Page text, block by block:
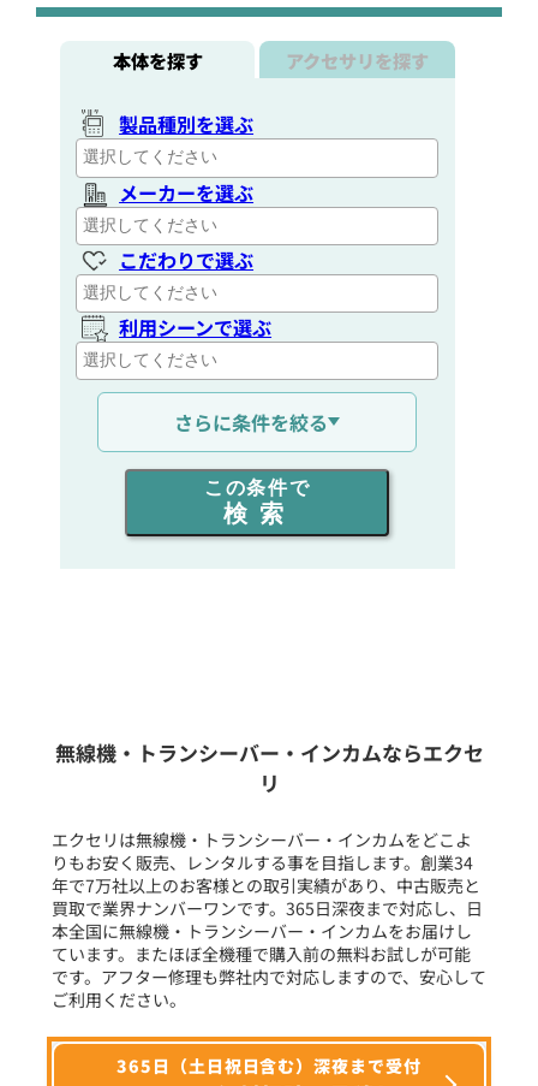
本体を探す アクセサリを探す
製品種別を選ぶ
メーカーを選ぶ
こだわりで選ぶ
利用シーンで選ぶ
通信距離を選ぶ
出力を選ぶ
同時通話人数を選ぶ
フリーワード入力(製品名等)
選択条件をリセット
さらに条件を絞る
この条件で
検索
無線機・トランシーバー・インカムならエクセ
リ
エクセリは無線機・トランシーバー・インカムをどこよ
りもお安く販売、レンタルする事を目指します。創業34
年で7万社以上のお客様との取引実績があり、中古販売と
買取で業界ナンバーワンです。365日深夜まで対応し、日
本全国に無線機・トランシーバー・インカムをお届けし
ています。またほぼ全機種で購入前の無料お試しが可能
です。アフター修理も弊社内で対応しますので、安心して
ご利用ください。
365日（土日祝日含む）深夜まで受付